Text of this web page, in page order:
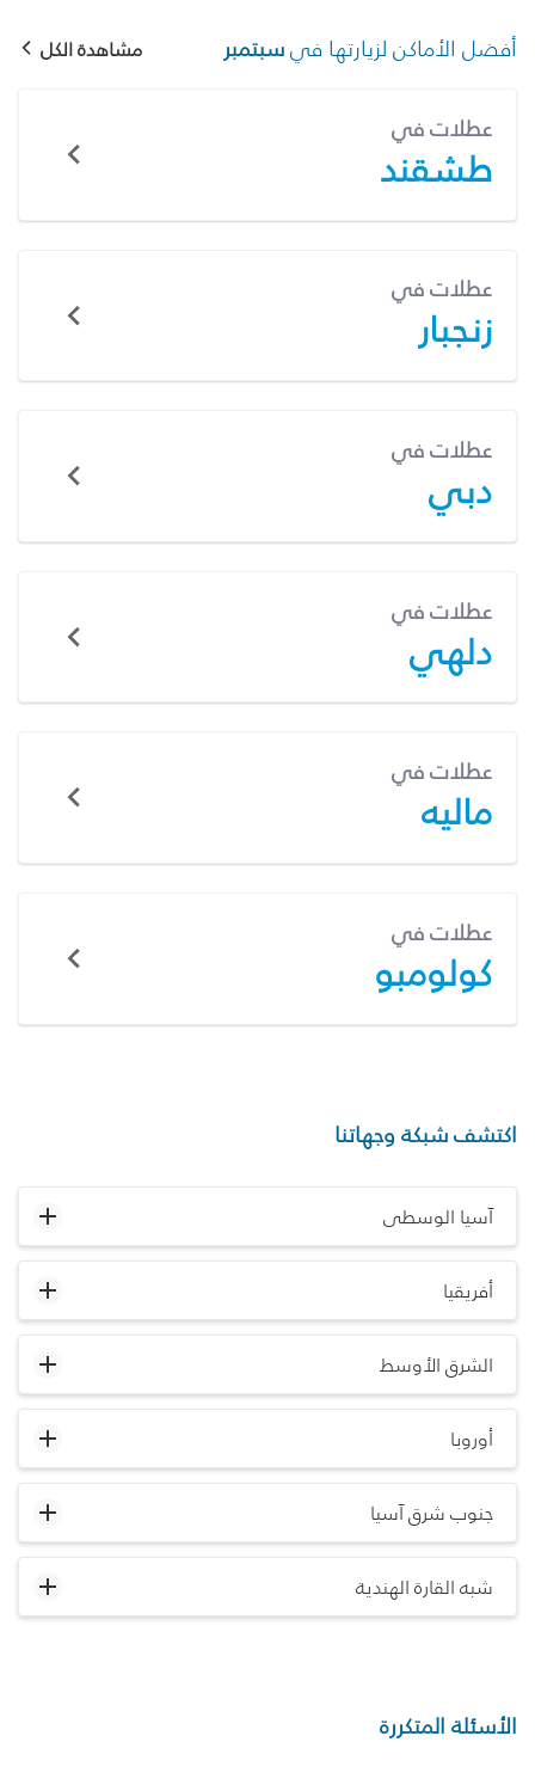
أفضل الأماكن لزيارتها فيسبتمبر مشاهدة الكل
عطلات في
طشقند
عطلات في
زنجبار
عطلات في
دبي
عطلات في
دلهي
عطلات في
ماليه
عطلات في
كولومبو
اكتشف شبكة وجهاتنا
آسيا الوسطى
أفريقيا
الشرق الأوسط
أوروبا
جنوب شرق آسيا
شبه القارة الهندية
الأسئلة المتكررة